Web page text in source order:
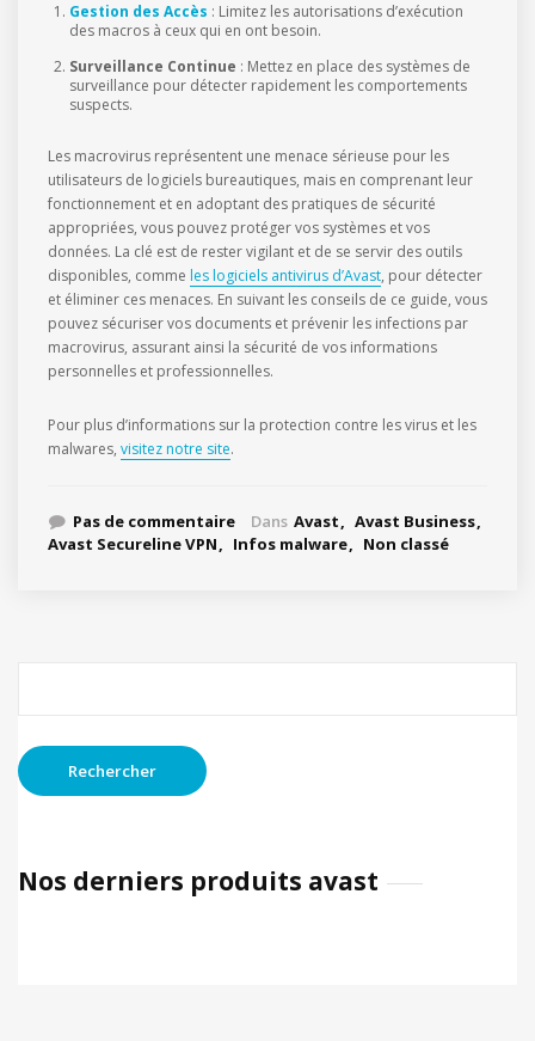
Gestion des Accès : Limitez les autorisations d’exécution
des macros à ceux qui en ont besoin.
Surveillance Continue : Mettez en place des systèmes de
surveillance pour détecter rapidement les comportements
suspects.
Les macrovirus représentent une menace sérieuse pour les
utilisateurs de logiciels bureautiques, mais en comprenant leur
fonctionnement et en adoptant des pratiques de sécurité
appropriées, vous pouvez protéger vos systèmes et vos
données. La clé est de rester vigilant et de se servir des outils
disponibles, comme les logiciels antivirus d’Avast, pour détecter
et éliminer ces menaces. En suivant les conseils de ce guide, vous
pouvez sécuriser vos documents et prévenir les infections par
macrovirus, assurant ainsi la sécurité de vos informations
personnelles et professionnelles.
Pour plus d’informations sur la protection contre les virus et les
malwares, visitez notre site.
Pas de commentaire Dans Avast
Avast Business
Avast Secureline VPN
Infos malware Non classé
Nos derniers produits avast